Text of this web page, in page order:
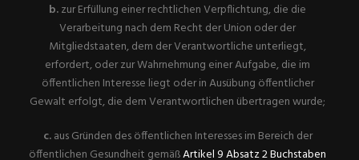
b.zur Erfüllung einer rechtlichen Verpflichtung, die die
Verarbeitung nach dem Recht der Union oder der
Mitgliedstaaten, dem der Verantwortliche unterliegt,
erfordert, oder zur Wahrnehmung einer Aufgabe, die im
öffentlichen Interesse liegt oder in Ausübung öffentlicher
Gewalt erfolgt, die dem Verantwortlichen übertragen wurde;
c.aus Gründen des öffentlichen Interesses im Bereich der
öffentlichen Gesundheit gemäßArtikel 9 Absatz 2 Buchstaben